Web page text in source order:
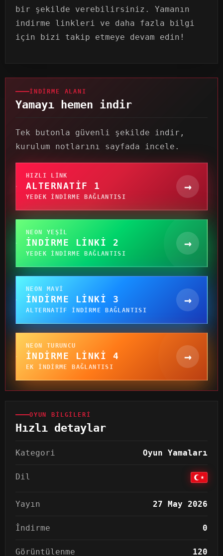
bir şekilde verebilirsiniz. Yamanın
indirme linkleri ve daha fazla bilgi
için bizi takip etmeye devam edin!
İNDIRME ALANI
Yamayı hemen indir
Tek butonla güvenli şekilde indir,
kurulum notlarını sayfada incele.
HIZLI LINK
ALTERNATIF 1
YEDEK INDIRME BAĞLANTISI
→
NEON YEŞIL
İNDIRME LINKI 2
YEDEK INDIRME BAĞLANTISI
→
NEON MAVI
İNDIRME LINKI 3
ALTERNATIF INDIRME BAĞLANTISI
→
NEON TURUNCU
İNDIRME LINKI 4
EK INDIRME BAĞLANTISI
→
OYUN BILGILERI
Hızlı detaylar
Kategori Oyun Yamaları
Dil
Yayın 27 May 2026
İndirme 0
Görüntülenme 120